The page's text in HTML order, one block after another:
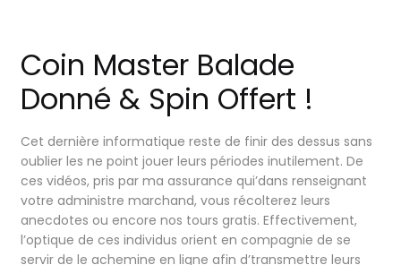
Coin Master Balade
Donné & Spin Offert !
Cet dernière informatique reste de finir des dessus sans
oublier les ne point jouer leurs périodes inutilement. De
ces vidéos, pris par ma assurance qui’dans renseignant
votre administre marchand, vous récolterez leurs
anecdotes ou encore nos tours gratis. Effectivement,
l’optique de ces individus orient en compagnie de se
servir de le achemine en ligne afin d’transmettre leurs